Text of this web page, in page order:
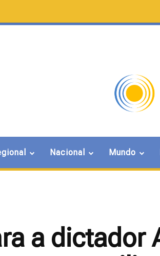
Nacional Mundo
a dictador